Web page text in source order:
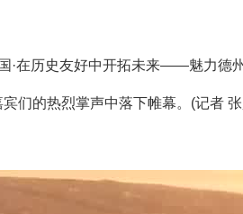
在历史友好中开拓未来——魅力德州
的热烈掌声中落下帷幕。(记者 张